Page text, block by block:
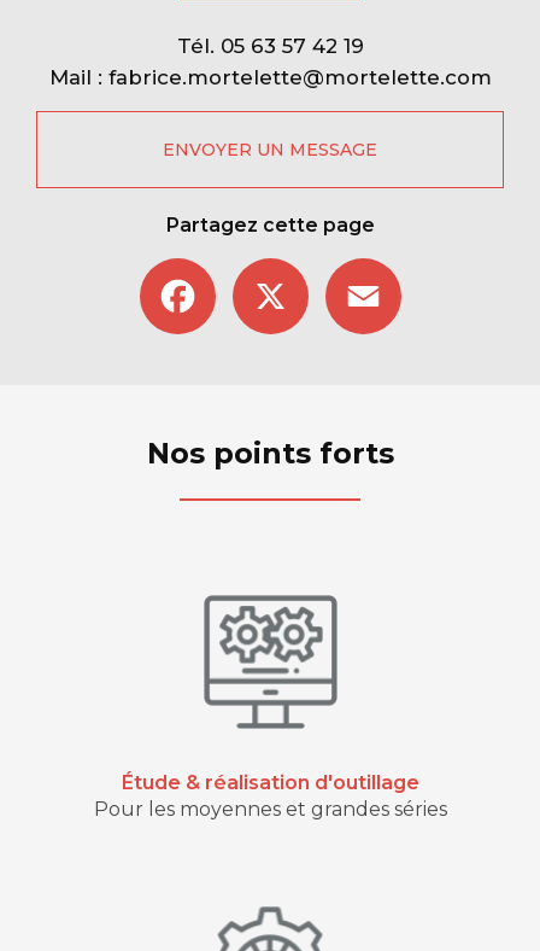
Tél. 05 63 57 42 19
Mail : fabrice.mortelette@mortelette.com
ENVOYER UN MESSAGE
Partagez cette page
Facebook
Nos points forts
Étude & réalisation d'outillage
Pour les moyennes et grandes séries